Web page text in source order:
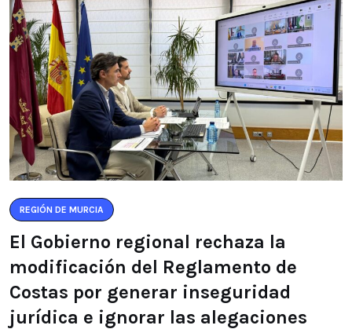
REGIÓN DE MURCIA
El Gobierno regional rechaza la
modificación del Reglamento de
Costas por generar inseguridad
jurídica e ignorar las alegaciones